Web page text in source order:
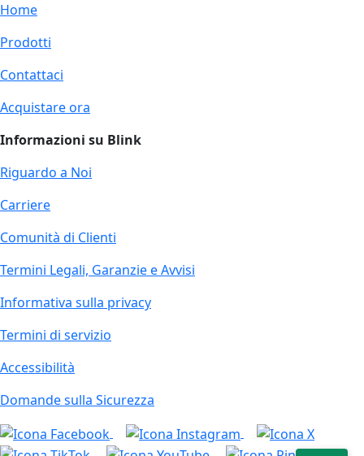
Home
Prodotti
Contattaci
Acquistare ora
Informazioni su Blink
Riguardo a Noi
Carriere
Comunità di Clienti
Termini Legali, Garanzie e Avvisi
Informativa sulla privacy
Termini di servizio
Accessibilità
Domande sulla Sicurezza